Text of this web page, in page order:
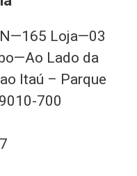
N—165 Loja—03
Lado da
Itaú – Parque
700